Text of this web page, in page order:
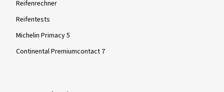
Reifenrechner
Reifentests
Michelin Primacy 5
Continental Premiumcontact 7